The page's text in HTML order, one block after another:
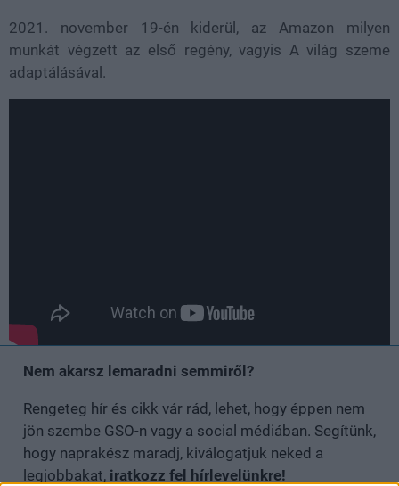
2021. november 19-én kiderül, az Amazon milyen
munkát végzett az első regény, vagyis A világ szeme
adaptálásával.
Nem akarsz lemaradni semmiről?
Rengeteg hír és cikk vár rád, lehet, hogy éppen nem
jön szembe GSO-n vagy a social médiában. Segítünk,
hogy naprakész maradj, kiválogatjuk neked a
legjobbakat, iratkozz fel hírlevelünkre!